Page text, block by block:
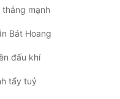
thắng mạnh
Bát Hoang
đấu khí
tẩy tuỷ